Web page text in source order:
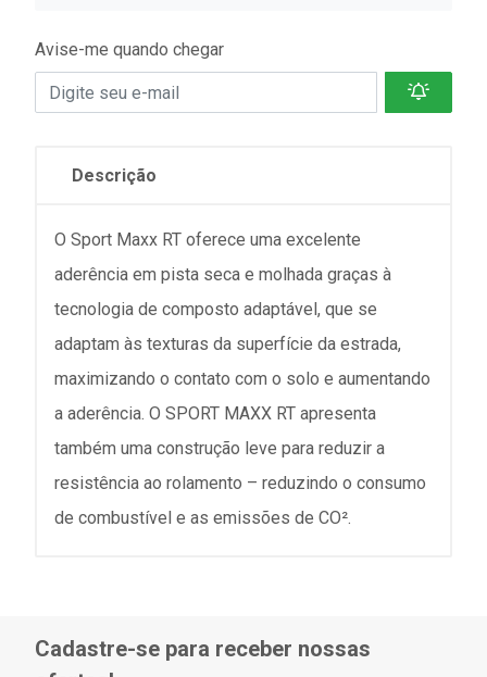
Avise-me quando chegar
Descrição
O Sport Maxx RT oferece uma excelente
aderência em pista seca e molhada graças à
tecnologia de composto adaptável, que se
adaptam às texturas da superfície da estrada,
maximizando o contato com o solo e aumentando
a aderência. O SPORT MAXX RT apresenta
também uma construção leve para reduzir a
resistência ao rolamento – reduzindo o consumo
de combustível e as emissões de CO².
Cadastre-se para receber nossas